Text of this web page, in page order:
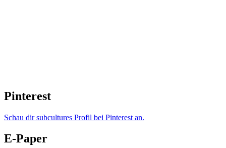
Pinterest
Schau dir subcultures Profil bei Pinterest an.
E-Paper